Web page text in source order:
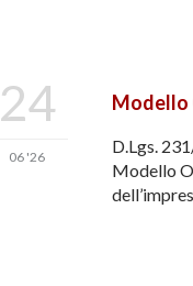
24
06 '26
Modello
D.Lgs.
Modello